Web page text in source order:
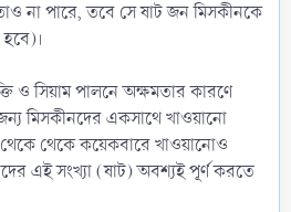
না পারে, তবে সে ষাট জন মিসকীনকে
ও সিয়াম পালনে অক্ষমতার কারণে
মিসকীনদের একসাথে খাওয়ানো
থেকে কয়েকবারে খাওয়ানোও
এই সংখ্যা (ষাট) অবশ্যই পূর্ণ করতে